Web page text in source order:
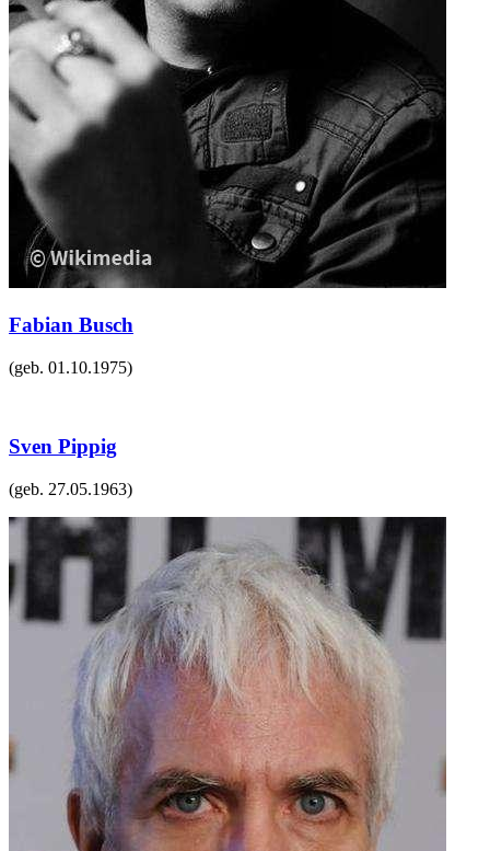
Fabian Busch
(geb. 01.10.1975)
Sven Pippig
(geb. 27.05.1963)